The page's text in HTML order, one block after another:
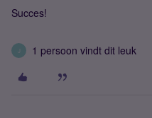
Succes!
J 1 persoon vindt dit leuk